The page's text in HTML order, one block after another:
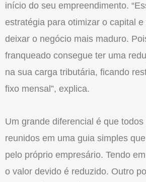
início do seu empreendimento.
estratégia para otimizar o capital
deixar o negócio mais maduro.
franqueado consegue ter uma
na sua carga tributária, ficando
fixo mensal”, explica.
Um grande diferencial é que
reunidos em uma guia simples
pelo próprio empresário. Tendo
o valor devido é reduzido. Outro